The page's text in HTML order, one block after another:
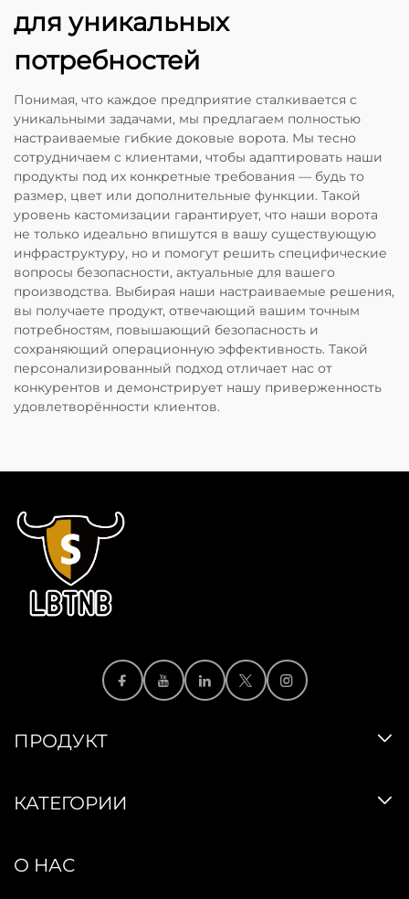
для уникальных
потребностей
Понимая, что каждое предприятие сталкивается с
уникальными задачами, мы предлагаем полностью
настраиваемые гибкие доковые ворота. Мы тесно
сотрудничаем с клиентами, чтобы адаптировать наши
продукты под их конкретные требования — будь то
размер, цвет или дополнительные функции. Такой
уровень кастомизации гарантирует, что наши ворота
не только идеально впишутся в вашу существующую
инфраструктуру, но и помогут решить специфические
вопросы безопасности, актуальные для вашего
производства. Выбирая наши настраиваемые решения,
вы получаете продукт, отвечающий вашим точным
потребностям, повышающий безопасность и
сохраняющий операционную эффективность. Такой
персонализированный подход отличает нас от
конкурентов и демонстрирует нашу приверженность
удовлетворённости клиентов.
ПРОДУКТ
КАТЕГОРИИ
О НАС